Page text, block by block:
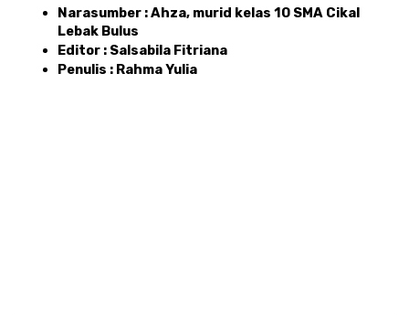
Narasumber : Ahza, murid kelas 10 SMA Cikal
Lebak Bulus
Editor : Salsabila Fitriana
Penulis : Rahma Yulia